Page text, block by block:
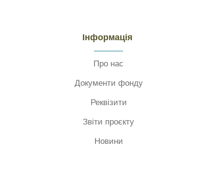
Інформація
Про нас
Документи фонду
Реквізити
Звіти проєкту
Новини